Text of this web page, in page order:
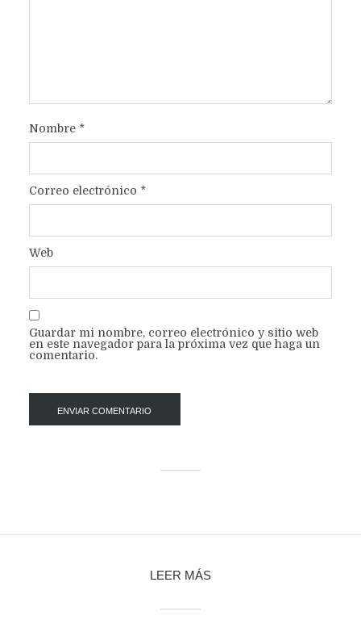
Nombre *
Correo electrónico *
Web
Guardar mi nombre, correo electrónico y sitio web
en este navegador para la próxima vez que haga un
comentario.
LEER MÁS